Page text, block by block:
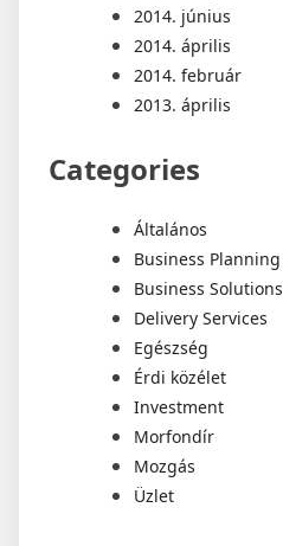
2014. június
2014. április
2014. február
2013. április
Categories
Általános
Business Planning
Business Solutions
Delivery Services
Egészség
Érdi közélet
Investment
Morfondír
Mozgás
Üzlet